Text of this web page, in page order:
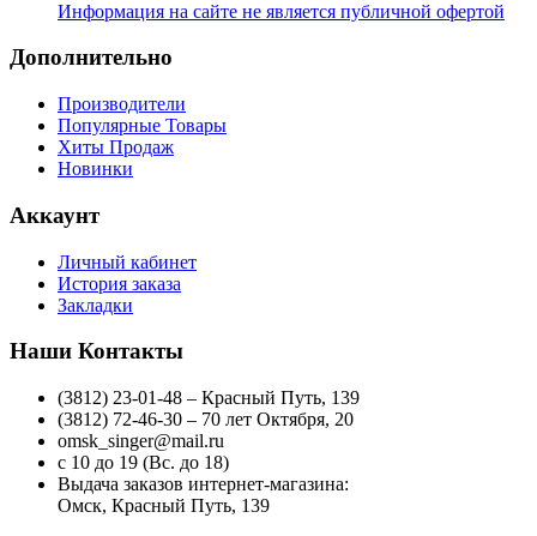
Информация на сайте не является публичной офертой
Дополнительно
Производители
Популярные Товары
Хиты Продаж
Новинки
Аккаунт
Личный кабинет
История заказа
Закладки
Наши Контакты
(3812) 23-01-48 – Красный Путь, 139
(3812) 72-46-30 – 70 лет Октября, 20
omsk_singer@mail.ru
с 10 до 19 (Вс. до 18)
Выдача заказов интернет-магазина:
Омск, Красный Путь, 139